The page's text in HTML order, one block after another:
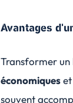
Avantages
Transformer
économiques
souvent